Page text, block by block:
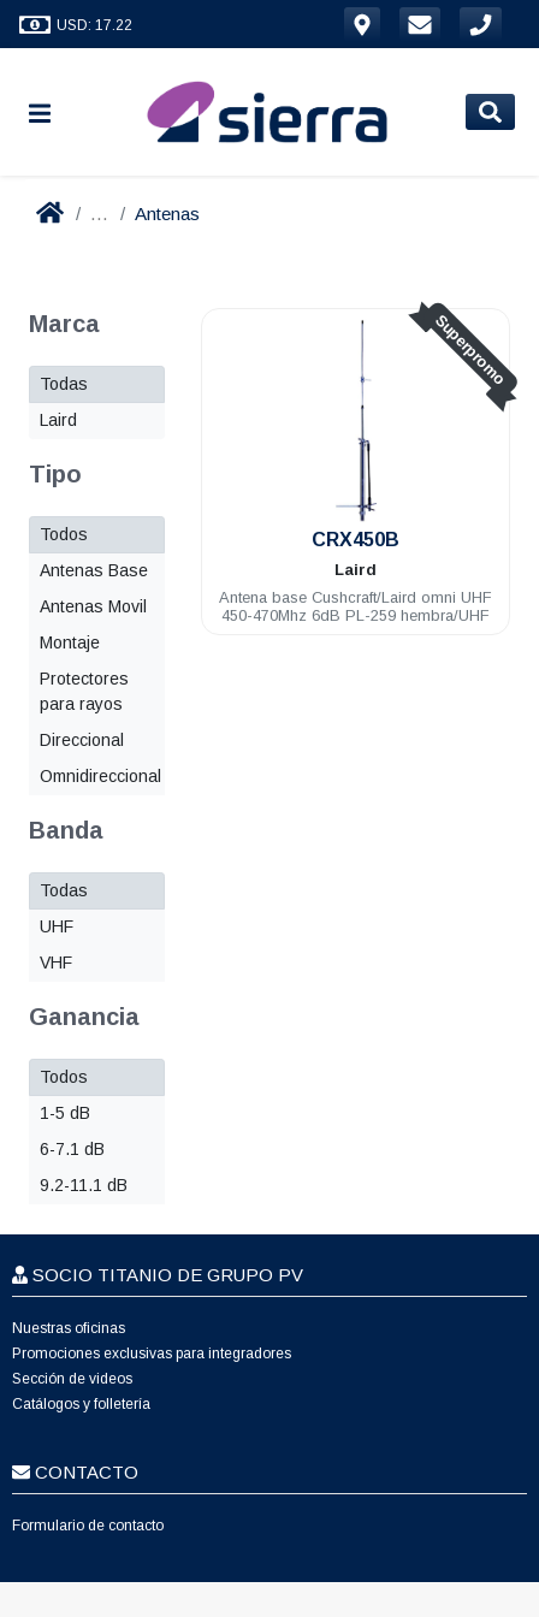
USD: 17.22
... Antenas
Marca
Todas
Laird
Tipo
Todos
Antenas Base
Antenas Movil
Montaje
Protectores
para rayos
Direccional
Omnidireccional
Banda
Todas
UHF
VHF
Ganancia
Todos
1-5 dB
6-7.1 dB
9.2-11.1 dB
Superpromo
CRX450B
Laird
Antena base Cushcraft/Laird omni UHF
450-470Mhz 6dB PL-259 hembra/UHF
SOCIO TITANIO DE GRUPO PV
Nuestras oficinas
Promociones exclusivas para integradores
Sección de videos
Catálogos y folletería
CONTACTO
Formulario de contacto